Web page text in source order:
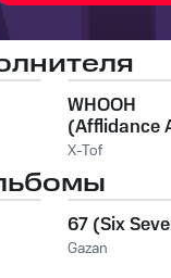
WHOOH
(Afflidance
2012)
X-Tof
67 (Six
Gazan